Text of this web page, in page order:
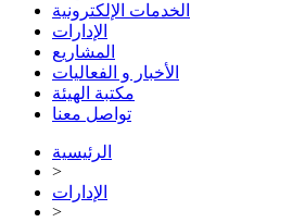
الخدمات الإلكترونية
الإدارات
المشاريع
الأخبار و الفعاليات
مكتبة الهيئة
تواصل معنا
الرئيسية
>
الإدارات
>